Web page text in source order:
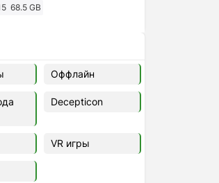
68.5 GB
of Tsushima: Director's Cut
[RePack
(2024)
2077
49.4 GB
Оффлайн
Decepticon
VR игры